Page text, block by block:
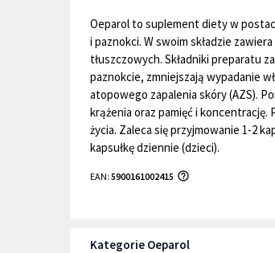
Oeparol to suplement diety w
i paznokci. W swoim składzie
tłuszczowych. Składniki preparatu
paznokcie, zmniejszają wypadanie
atopowego zapalenia skóry (AZS).
krążenia oraz pamięć i koncentrację.
życia. Zaleca się przyjmowanie 1-2
kapsułkę dziennie (dzieci).
EAN: 5900161002415
Kategorie Oeparol